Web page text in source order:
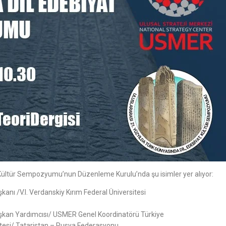
Sempozyumu’nun Düzenleme Kurulu’nda şu isimler yer alıyor:
/V.I. Verdanskiy Kırım Federal Üniversitesi
Yardımcısı/ USMER Genel Koordinatörü Türkiye